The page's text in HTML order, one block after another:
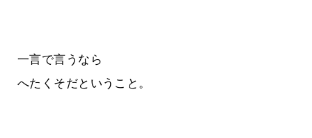
一言で言うなら
へたくそだということ。